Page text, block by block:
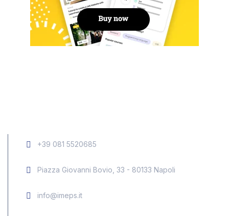
+39 081 5520685
Piazza Giovanni Bovio, 33 - 80133 Napoli
info@imeps.it